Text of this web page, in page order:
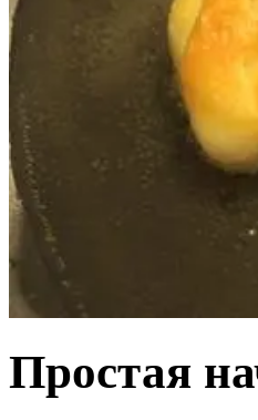
Простая